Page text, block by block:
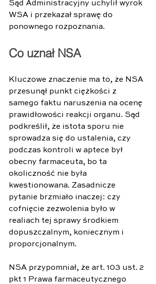
Sąd Administracyjny uchylił wyrok
WSA i przekazał sprawę do
ponownego rozpoznania.
Co uznał NSA
Kluczowe znaczenie ma to, że NSA
przesunął punkt ciężkości z
samego faktu naruszenia na ocenę
prawidłowości reakcji organu. Sąd
podkreślił, że istota sporu nie
sprowadza się do ustalenia, czy
podczas kontroli w aptece był
obecny farmaceuta, bo ta
okoliczność nie była
kwestionowana. Zasadnicze
pytanie brzmiało inaczej: czy
cofnięcie zezwolenia było w
realiach tej sprawy środkiem
dopuszczalnym, koniecznym i
proporcjonalnym.
NSA przypomniał, że art. 103 ust. 2
pkt 1 Prawa farmaceutycznego